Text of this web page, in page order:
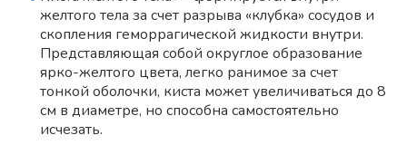
желтого тела за счет разрыва «клубка» сосудов и
скопления геморрагической жидкости внутри.
Представляющая собой округлое образование
ярко-желтого цвета, легко ранимое за счет
тонкой оболочки, киста может увеличиваться до 8
см в диаметре, но способна самостоятельно
исчезать.